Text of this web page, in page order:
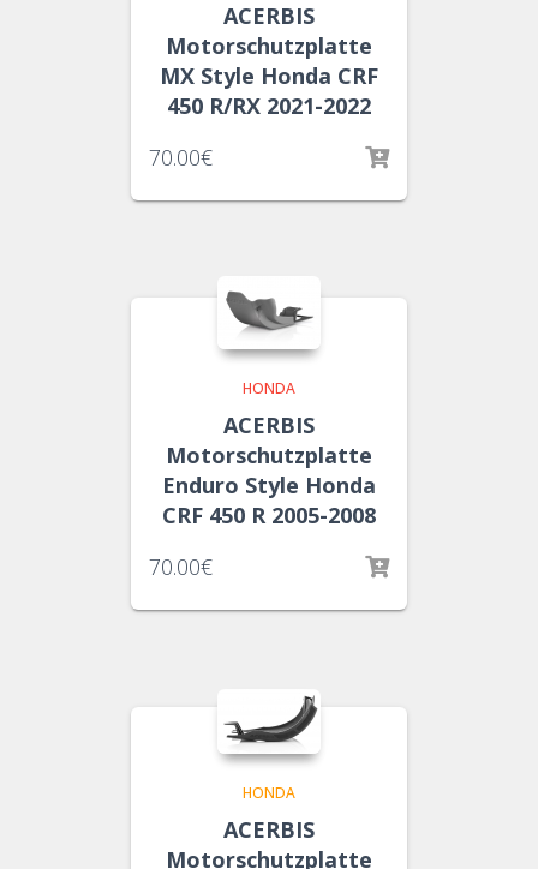
ACERBIS
Motorschutzplatte
MX Style Honda CRF
450 R/RX 2021-2022
70.00€
HONDA
ACERBIS
Motorschutzplatte
Enduro Style Honda
CRF 450 R 2005-2008
70.00€
HONDA
ACERBIS
Motorschutzplatte